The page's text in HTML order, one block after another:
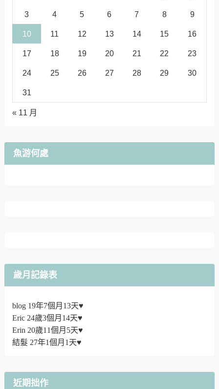
3 4 5 6 7 8 9
10 11 12 13 14 15 16
17 18 19 20 21 22 23
24 25 26 27 28 29 30
31
« 11 月
魚游何處
歲月記錄表
blog 19年7個月13天♥
Eric 24歲3個月14天♥
Erin 20歲11個月5天♥
結髮 27年1個月1天♥
近期拙作